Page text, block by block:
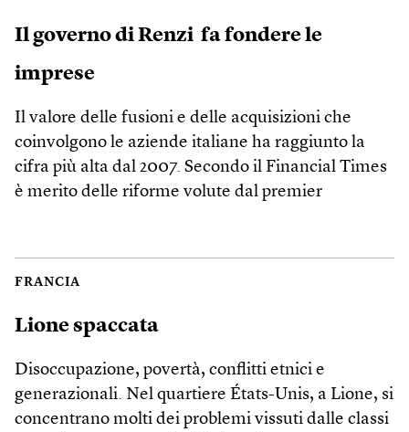
Il governo di Renzi fa fondere le
imprese
Il valore delle fusioni e delle acquisizioni che
coinvolgono le aziende italiane ha raggiunto la
cifra più alta dal 2007. Secondo il Financial Times
è merito delle riforme volute dal premier
FRANCIA
Lione spaccata
Disoccupazione, povertà, conflitti etnici e
generazionali. Nel quartiere États-Unis, a Lione, si
concentrano molti dei problemi vissuti dalle classi